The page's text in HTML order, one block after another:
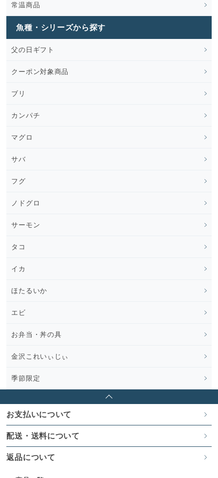
常温商品
魚種・シリーズから探す
父の日ギフト
クーポン対象商品
ブリ
カンパチ
マグロ
サバ
フグ
ノドグロ
サーモン
タコ
イカ
ほたるいか
エビ
お弁当・丼の具
金沢これいぃじぃ
季節限定
お支払いについて
配送・送料について
返品について